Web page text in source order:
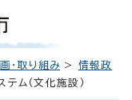
・取り組み > 情報政
ム（文化施設）